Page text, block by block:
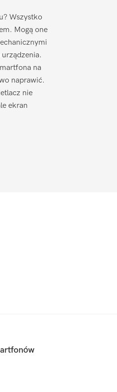
Wszystko
Mogą one
na
naprawić.
nie
ekran